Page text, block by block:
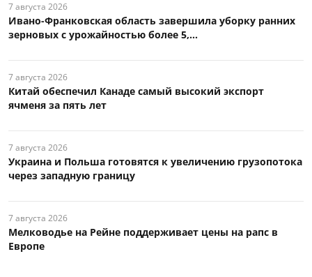
7 августа 2026
Ивано-Франковская область завершила уборку ранних
зерновых с урожайностью более 5,...
7 августа 2026
Китай обеспечил Канаде самый высокий экспорт
ячменя за пять лет
7 августа 2026
Украина и Польша готовятся к увеличению грузопотока
через западную границу
7 августа 2026
Мелководье на Рейне поддерживает цены на рапс в
Европе